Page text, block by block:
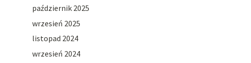
październik 2025
wrzesień 2025
listopad 2024
wrzesień 2024